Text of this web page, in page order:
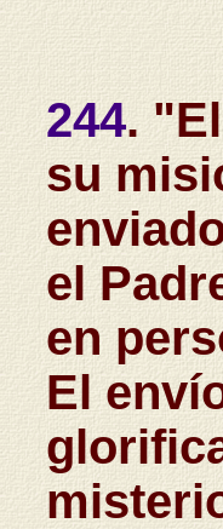
244.
su
el
en
El